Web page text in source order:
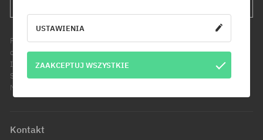
Podanie adresu e-mail jest jednoznaczne z wyrażeniem zgody na
otrzymywanie informacji handlowych pod wskazany adres e-mail.
Informujemy, że administratorem Twoich danych osobowych jest Cool
Sport Distribution sp. z o.o. z siedzibą przy ul. Handlowców 2 w
Modlniczce. Dowiedz się więcej o przetwarzaniu Twoich danych.
Kontakt
USTAWIENIA
ZAAKCEPTUJ WSZYSTKIE